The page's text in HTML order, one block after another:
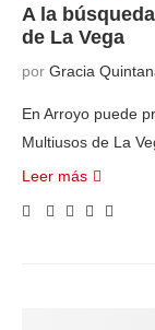
A la
de La Vega
por Gracia
En Arroyo puede
Multiusos de La
Leer más